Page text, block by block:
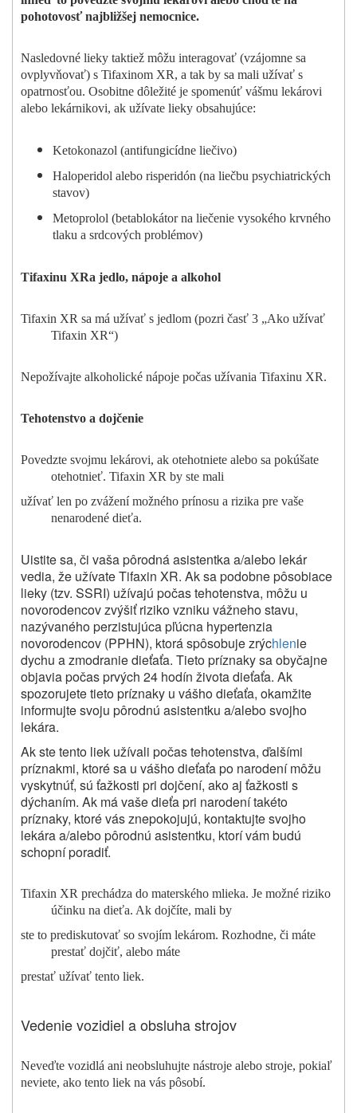
pohotovosť najbližšej nemocnice.
Nasledovné lieky taktiež môžu interagovať (vzájomne sa
ovplyvňovať) s Tifaxinom XR, a tak by sa mali užívať s
opatrnosťou. Osobitne dôležité je spomenúť vášmu lekárovi
alebo lekárnikovi, ak užívate lieky obsahujúce:
Ketokonazol (antifungicídne liečivo)
Haloperidol alebo risperidón (na liečbu psychiatrických
stavov)
Metoprolol (betablokátor na liečenie vysokého krvného
tlaku a srdcových problémov)
Tifaxinu XRa jedlo, nápoje a alkohol
Tifaxin XR sa má užívať s jedlom (pozri časť 3 „Ako užívať
Tifaxin XR“)
Nepožívajte alkoholické nápoje počas užívania Tifaxinu XR.
Tehotenstvo a dojčenie
Povedzte svojmu lekárovi, ak otehotniete alebo sa pokúšate
otehotnieť. Tifaxin XR by ste mali
užívať len po zvážení možného prínosu a rizika pre vaše
nenarodené dieťa.
Uistite sa, či vaša pôrodná asistentka a/alebo lekár
vedia, že užívate Tifaxin XR. Ak sa podobne pôsobiace
lieky (tzv. SSRI) užívajú počas tehotenstva, môžu u
novorodencov zvýšiť riziko vzniku vážneho stavu,
nazývaného perzistujúca pľúcna hypertenzia
novorodencov (PPHN), ktorá spôsobuje zrýchlenie
dychu a zmodranie dieťaťa. Tieto príznaky sa obyčajne
objavia počas prvých 24 hodín života dieťaťa. Ak
spozorujete tieto príznaky u vášho dieťaťa, okamžite
informujte svoju pôrodnú asistentku a/alebo svojho
lekára.
Ak ste tento liek užívali počas tehotenstva, ďalšími
príznakmi, ktoré sa u vášho dieťaťa po narodení môžu
vyskytnúť, sú ťažkosti pri dojčení, ako aj ťažkosti s
dýchaním. Ak má vaše dieťa pri narodení takéto
príznaky, ktoré vás znepokojujú, kontaktujte svojho
lekára a/alebo pôrodnú asistentku, ktorí vám budú
schopní poradiť.
Tifaxin XR prechádza do materského mlieka. Je možné riziko
účinku na dieťa. Ak dojčíte, mali by
ste to prediskutovať so svojím lekárom. Rozhodne, či máte
prestať dojčiť, alebo máte
prestať užívať tento liek.
Vedenie vozidiel a obsluha strojov
Neveďte vozidlá ani neobsluhujte nástroje alebo stroje, pokiaľ
neviete, ako tento liek na vás pôsobí.